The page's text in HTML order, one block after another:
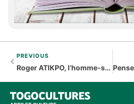
PREVIOUS
Roger ATIKPO, l’homme-scène qui va au-delà du conte théâtralisé.